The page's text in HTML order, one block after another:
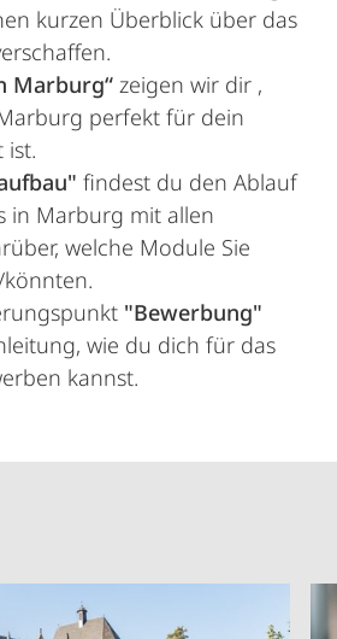
kurzen Überblick über das
Marburg“ zeigen wir dir ,
perfekt für dein
ist.
findest du den Ablauf
in Marburg mit allen
welche Module Sie
"Bewerbung"
wie du dich für das
kannst.